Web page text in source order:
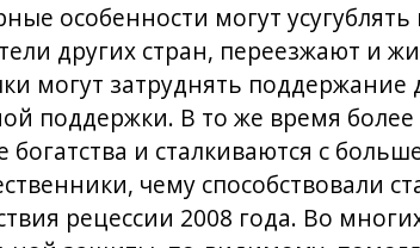
особенности могут
других стран, переезжают и
могут затруднять
поддержки. В то же время
и сталкиваются с
чему способствовали
рецессии 2008 года. Во